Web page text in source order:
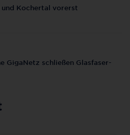
und Kochertal vorerst
GigaNetz schließen Glasfaser-